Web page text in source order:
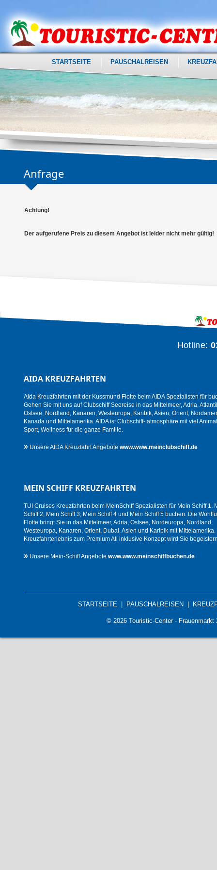
STARTSEITE PAUSCHALREISEN
Anfrage
Achtung!
Der aufgerufene Preis zu diesem Angebot ist leider nicht mehr gültig!
Hotline:
AIDA KREUZFAHRTEN
Aida Kreuzfahrten mit der Kussmund Flotte beim AIDA Spezialisten für
Gehen Sie mit uns auf Clubschiff Seereise in das Mittelmeer, Adria,
Ostsee, Nordland, Kanaren, Westeuropa, Karibik, Asien, Orient,
Kanada und Mittelamerika. AIDA ist Clubschiff- atmosphäre mit viel
Sport, Wellness für die ganze Familie.
» Unsere AIDA Kreuzfahrt Angebote www.www.meinclubschiff.de
MEIN SCHIFF KREUZFAHRTEN
TUI Cruises Kreuzfahrten beim MeinSchiff Spezialisten für Mein Schiff 1,
Schiff 2, Mein Schiff 3, Mein Schiff 4 und Mein Schiff 5 buchen. Die
Flotte bringt Sie in das Mittelmeer, Adria, Ostsee, Nordeuropa, Nordland,
Westeuropa, Kanaren, Orient, Dubai, Asien und Karibik mit Mittelamerika.
Kreuzfahrterlebnis zum Premium All inklusive Konzept wird Sie
» Unsere Mein-Schiff Angebote www.www.meinschiffbuchen.de
STARTSEITE| PAUSCHALREISEN
© 2026 Touristic-Center -